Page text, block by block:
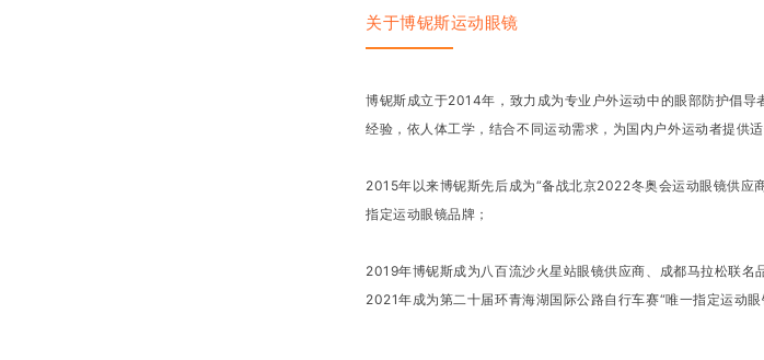
关于博铌斯运动眼镜
博铌斯成立于2014年，致力成为专业户外运动中的眼部防护倡
经验，依人体工学，结合不同运动需求，为国内户外运动者提供
2015年以来博铌斯先后成为“备战北京2022冬奥会运动眼镜供应
指定运动眼镜品牌；
2019年博铌斯成为八百流沙火星站眼镜供应商、成都马拉松联
2021年成为第二十届环青海湖国际公路自行车赛“唯一指定运动眼